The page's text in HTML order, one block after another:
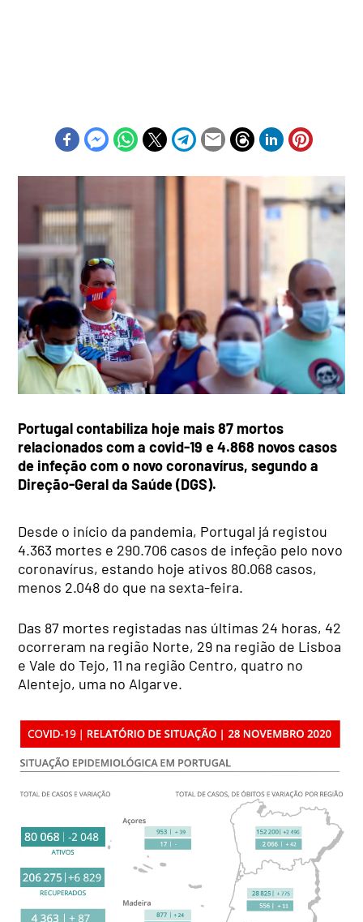
Portugal contabiliza hoje mais 87 mortos
relacionados com a covid-19 e 4.868 novos casos
de infeção com o novo coronavírus, segundo a
Direção-Geral da Saúde (DGS).
Desde o início da pandemia, Portugal já registou
4.363 mortes e 290.706 casos de infeção pelo novo
coronavírus, estando hoje ativos 80.068 casos,
menos 2.048 do que na sexta-feira.
Das 87 mortes registadas nas últimas 24 horas, 42
ocorreram na região Norte, 29 na região de Lisboa
e Vale do Tejo, 11 na região Centro, quatro no
Alentejo, uma no Algarve.